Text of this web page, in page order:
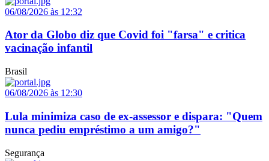
06/08/2026 às 12:32
Ator da Globo diz que Covid foi "farsa" e critica
vacinação infantil
Brasil
06/08/2026 às 12:30
Lula minimiza caso de ex-assessor e dispara: "Quem
nunca pediu empréstimo a um amigo?"
Segurança